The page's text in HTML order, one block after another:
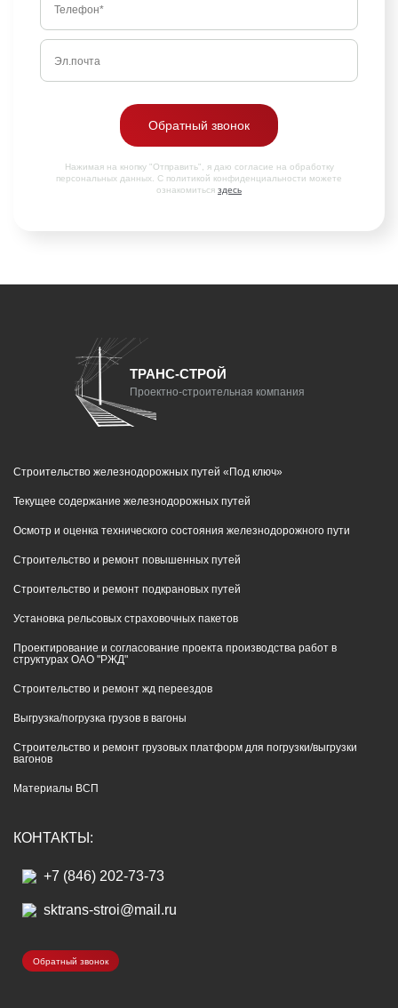
Обратный звонок
Нажимая на кнопку "Отправить", я даю согласие на обработку
персональных данных. С политикой конфиденциальности можете
ознакомиться здесь
ТРАНС-СТРОЙ
Проектно-строительная компания
Строительство железнодорожных путей «Под ключ»
Текущее содержание железнодорожных путей
Осмотр и оценка технического состояния железнодорожного пути
Строительство и ремонт повышенных путей
Строительство и ремонт подкрановых путей
Установка рельсовых страховочных пакетов
Проектирование и согласование проекта производства работ в
структурах ОАО "РЖД"
Строительство и ремонт жд переездов
Выгрузка/погрузка грузов в вагоны
Строительство и ремонт грузовых платформ для погрузки/выгрузки
вагонов
Материалы ВСП
КОНТАКТЫ:
+7 (846) 202-73-73
sktrans-stroi@mail.ru
Обратный звонок